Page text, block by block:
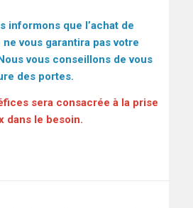
informons que l’achat de
vous garantira pas votre
vous conseillons de vous
des portes.
sera consacrée à la prise
dans le besoin.